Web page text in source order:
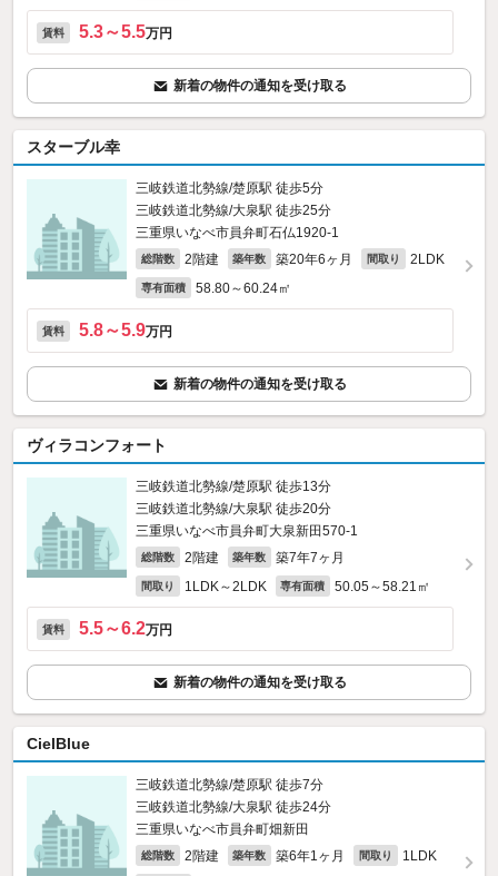
賃料 5.3～5.5万円
新着の物件の通知を受け取る
スターブル幸
三岐鉄道北勢線/楚原駅 徒歩5分
三岐鉄道北勢線/大泉駅 徒歩25分
三重県いなべ市員弁町石仏1920‐1
総階数 2階建 築年数 築20年6ヶ月 間取り 2LDK
専有面積 58.80～60.24㎡
賃料 5.8～5.9万円
新着の物件の通知を受け取る
ヴィラコンフォート
三岐鉄道北勢線/楚原駅 徒歩13分
三岐鉄道北勢線/大泉駅 徒歩20分
三重県いなべ市員弁町大泉新田570‐1
総階数 2階建 築年数 築7年7ヶ月
間取り 1LDK～2LDK 専有面積 50.05～58.21㎡
賃料 5.5～6.2万円
新着の物件の通知を受け取る
CielBlue
三岐鉄道北勢線/楚原駅 徒歩7分
三岐鉄道北勢線/大泉駅 徒歩24分
三重県いなべ市員弁町畑新田
総階数 2階建 築年数 築6年1ヶ月 間取り 1LDK